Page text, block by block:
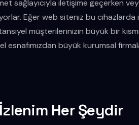
sağlayıcıyla iletişime geçerken
Eğer web siteniz bu
müşterilerinizin büyük bir
büyük kurumsal
Her Şeydir